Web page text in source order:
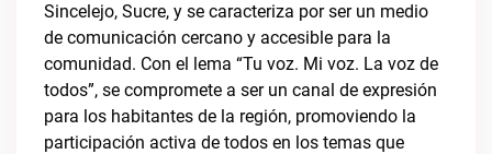
Sincelejo, Sucre, y se caracteriza por ser un medio
de comunicación cercano y accesible para la
comunidad. Con el lema “Tu voz. Mi voz. La voz de
todos”, se compromete a ser un canal de expresión
para los habitantes de la región, promoviendo la
participación activa de todos en los temas que